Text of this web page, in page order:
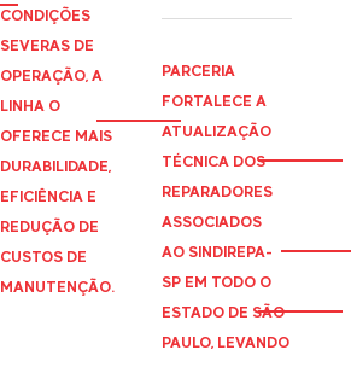
CONDIÇÕES
SEVERAS DE
OPERAÇÃO, A
LINHA O
OFERECE MAIS
DURABILIDADE,
EFICIÊNCIA E
REDUÇÃO DE
CUSTOS DE
MANUTENÇÃO.
PARCERIA
FORTALECE A
ATUALIZAÇÃO
TÉCNICA DOS
REPARADORES
ASSOCIADOS
AO SINDIREPA-
SP EM TODO O
ESTADO DE SÃO
PAULO, LEVANDO